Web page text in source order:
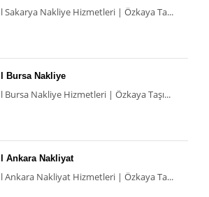
Sakarya Nakliye Hizmetleri | Özkaya Ta...
Bursa Nakliye
Bursa Nakliye Hizmetleri | Özkaya Taşı...
Ankara Nakliyat
Ankara Nakliyat Hizmetleri | Özkaya Ta...